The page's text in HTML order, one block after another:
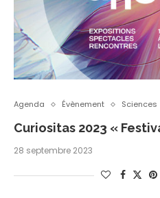
Agenda Évènement Sciences
Curiositas 2023 «
28 septembre 2023